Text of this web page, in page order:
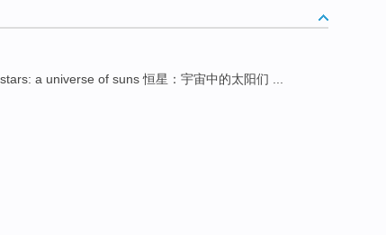
stars: a universe of suns 恒星：宇宙中的太阳们 ...